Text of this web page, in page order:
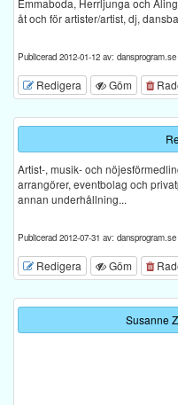
åt och för artister/artist, dj,
Publicerad 2012-01-12 av: dansprogram.se
Redigera Göm
Artist-, musik- och
arrangörer, eventbolag och
annan underhållning...
Publicerad 2012-07-31 av: dansprogram.se
Redigera Göm
Susanne